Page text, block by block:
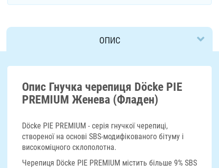
ОПИС
ДОСТАВКА
Опис Гнучка черепиця Döcke PIE
PREMIUM Женева (Фладен)
Döcke PIE PREMIUM - серія гнучкої черепиці,
створеної на основі SBS-модифікованого бітуму і
високоміцного склополотна.
Черепиця Döcke PIE PREMIUM містить більше 9% SBS